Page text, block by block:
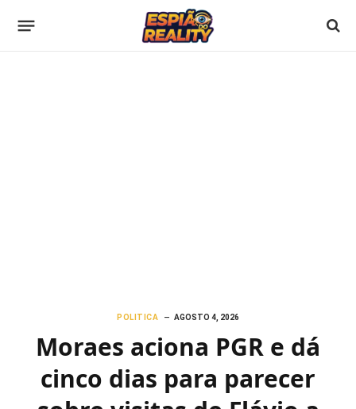
POLITICA AGOSTO 4, 2026
Moraes aciona PGR e dá
cinco dias para parecer